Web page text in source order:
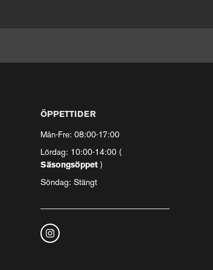
ÖPPETTIDER
Mån-Fre: 08:00-17:00
Lördag: 10:00-14:00 (
Säsongsöppet )
Söndag: Stängt